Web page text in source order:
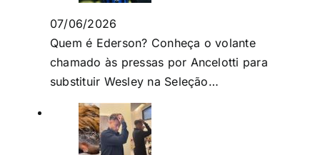
07/06/2026
Quem é Ederson? Conheça o volante
chamado às pressas por Ancelotti para
substituir Wesley na Seleção…